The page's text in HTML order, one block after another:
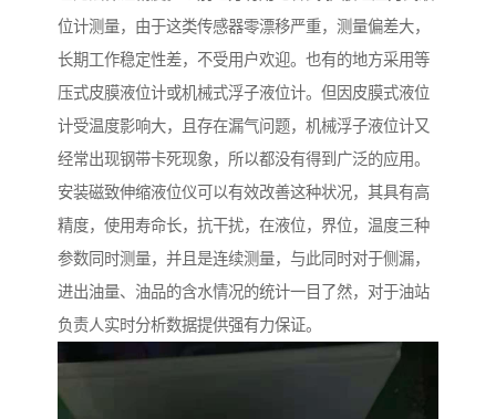
位计测量，由于这类传感器零漂移严重，测量偏差大，
长期工作稳定性差，不受用户欢迎。也有的地方采用等
压式皮膜液位计或机械式浮子液位计。但因皮膜式液位
计受温度影响大，且存在漏气问题，机械浮子液位计又
经常出现钢带卡死现象，所以都没有得到广泛的应用。
安装磁致伸缩液位仪可以有效改善这种状况，其具有高
精度，使用寿命长，抗干扰，在液位，界位，温度三种
参数同时测量，并且是连续测量，与此同时对于侧漏，
进出油量、油品的含水情况的统计一目了然，对于油站
负责人实时分析数据提供强有力保证。